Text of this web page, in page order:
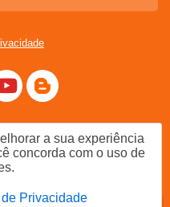
a sua experiência
concorda com o uso de
Privacidade